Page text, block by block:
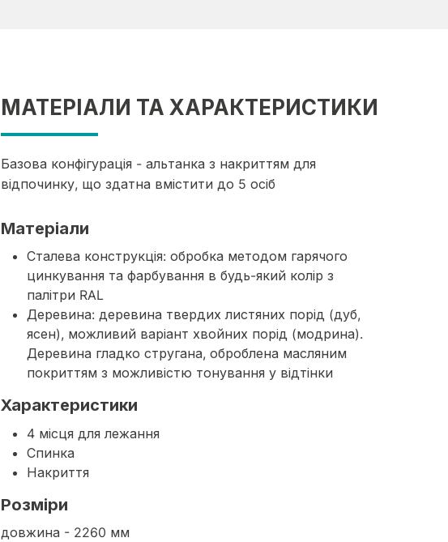
МАТЕРІАЛИ ТА ХАРАКТЕРИСТИКИ
Базова конфігурація - альтанка з накриттям для
відпочинку, що здатна вмістити до 5 осіб
Матеріали
Сталева конструкція: обробка методом гарячого
цинкування та фарбування в будь-який колір з
палітри RAL
Деревина: деревина твердих листяних порід (дуб,
ясен), можливий варіант хвойних порід (модрина).
Деревина гладко стругана, оброблена масляним
покриттям з можливістю тонування у відтінки
Характеристики
4 місця для лежання
Спинка
Накриття
Розміри
довжина - 2260 мм